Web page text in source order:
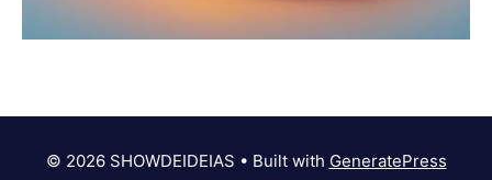
© 2026 SHOWDEIDEIAS • Built with GeneratePress